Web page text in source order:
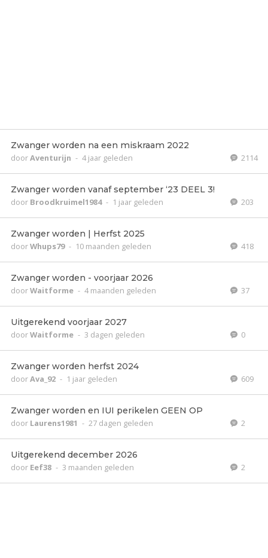
Zwanger worden na een miskraam 2022
doorAventurijn - 4 jaar geleden 2114
Zwanger worden vanaf september ‘23 DEEL 3!
door Broodkruimel1984 - 1 jaar geleden 203
Zwanger worden | Herfst 2025
doorWhups79 - 10 maanden geleden 418
Zwanger worden - voorjaar 2026
doorWaitforme - 4 maanden geleden 37
Uitgerekend voorjaar 2027
doorWaitforme - 3 dagen geleden 0
Zwanger worden herfst 2024
doorAva_92 - 1 jaar geleden 609
Zwanger worden en IUI perikelen GEEN OP
door Laurens1981 - 27 dagen geleden 2
Uitgerekend december 2026
door Eef38 - 3 maanden geleden 2